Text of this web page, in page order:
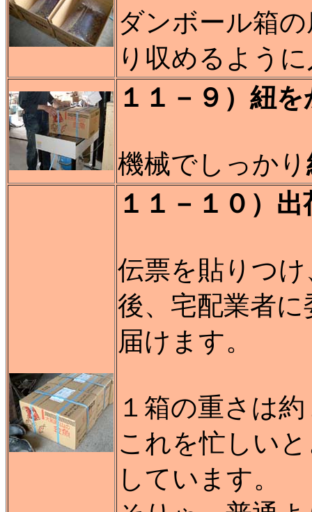
ダンボール箱
り収めるよう
１１－９）紐
機械でしっかり
１１－１０）出
伝票を貼りつ
後、宅配業者
届けます。
１箱の重さは
これを忙しい
しています。